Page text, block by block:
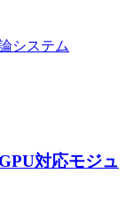
システム
対応モジュ